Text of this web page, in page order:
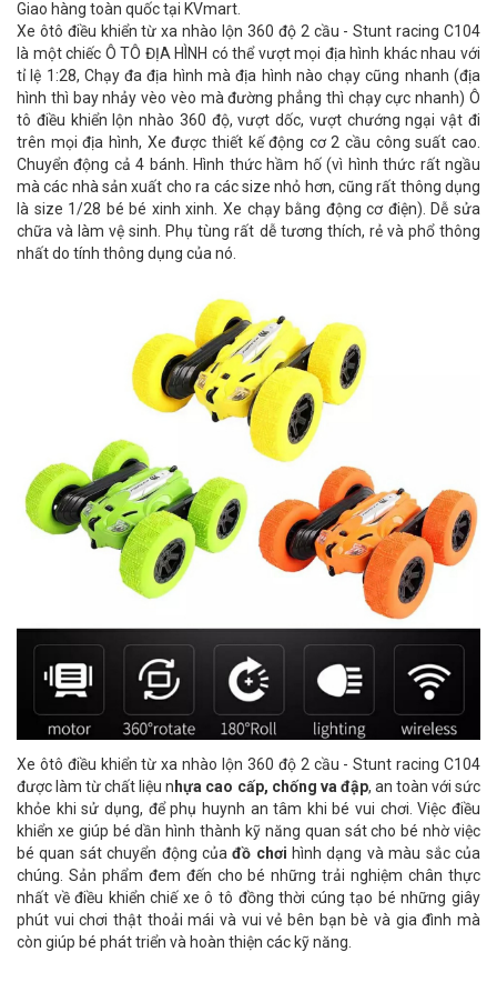
Giao hàng toàn quốc tại KVmart.
Xe ôtô điều khiển từ xa nhào lộn 360 độ 2 cầu - Stunt racing C104
là một chiếc Ô TÔ ĐỊA HÌNH có thể vượt mọi địa hình khác nhau với
tỉ lệ 1:28, Chạy đa địa hình mà địa hình nào chạy cũng nhanh (địa
hình thì bay nhảy vèo vèo mà đường phẳng thì chạy cực nhanh) Ô
tô điều khiển lộn nhào 360 độ, vượt dốc, vượt chướng ngại vật đi
trên mọi địa hình, Xe được thiết kế động cơ 2 cầu công suất cao.
Chuyển động cả 4 bánh
Hình thức hầm hố (vì hình thức rất ngầu
mà các nhà sản xuất cho ra các size nhỏ hơn, cũng rất thông dụng
là size 1/28 bé bé xinh xinh. Xe chạy bằng động cơ điện). Dễ sửa
chữa và làm vệ sinh. Phụ tùng rất dễ tương thích, rẻ và phổ thông
nhất do tính thông dụng của nó.
Xe ôtô điều khiển từ xa nhào lộn 360 độ 2 cầu - Stunt racing C104
được làm từ chất liệu n hựa cao cấp, chống va đập, an toàn với sức
khỏe khi sử dụng, để phụ huynh an tâm khi bé vui chơi. Việc điều
khiển xe giúp bé dần hình thành kỹ năng quan sát cho bé nhờ việc
bé quan sát chuyển động củađồ chơi hình dạng và màu sắc của
chúng. Sản phẩm đem đến cho bé những trải nghiệm chân thực
nhất về điều khiển chiế xe ô tô đồng thời cúng tạo bé những giây
phút vui chơi thật thoải mái và vui vẻ bên bạn bè và gia đình mà
còn giúp bé phát triển và hoàn thiện các kỹ năng.